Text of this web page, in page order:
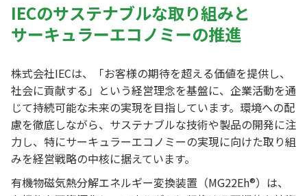
IECのサステナブルな取り組みと
サーキュラーエコノミーの推進
株式会社IECは、「お客様の期待を超える価値を提供し、
社会に貢献する」という経営理念を基盤に、企業活動を通
じて持続可能な未来の実現を目指しています。環境への配
慮を徹底しながら、サステナブルな技術や製品の開発に注
力し、特にサーキュラーエコノミーの実現に向けた取り組
みを経営戦略の中核に据えています。
有機物磁気熱分解エネルギー変換装置（MG22Eh®）は、